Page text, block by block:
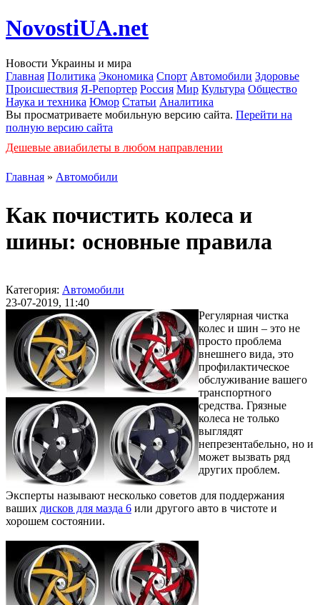
NovostiUA.net
Новости Украины и мира
Главная Политика Экономика Спорт Автомобили Здоровье
Происшествия Я-Репортер Россия Мир Культура Общество
Наука и техника Юмор Статьи Аналитика
Вы просматриваете мобильную версию сайта. Перейти на
полную версию сайта
Дешевые авиабилеты в любом направлении
Главная » Автомобили
Как почистить колеса и
шины: основные правила
Категория: Автомобили
23-07-2019, 11:40
Регулярная чистка
колес и шин – это не
просто проблема
внешнего вида, это
профилактическое
обслуживание вашего
транспортного
средства. Грязные
колеса не только
выглядят
непрезентабельно, но и
может вызвать ряд
других проблем.
Эксперты называют несколько советов для поддержания
ваших дисков для мазда 6 или другого авто в чистоте и
хорошем состоянии.